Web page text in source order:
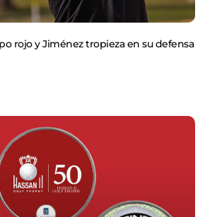
rojo y Jiménez tropieza en su defensa